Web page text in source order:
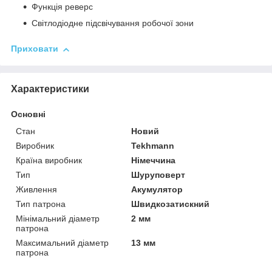
Функція реверс
Світлодіодне підсвічування робочої зони
Приховати
Характеристики
Основні
Стан
Новий
Виробник
Tekhmann
Країна виробник
Німеччина
Тип
Шуруповерт
Живлення
Акумулятор
Тип патрона
Швидкозатискний
Мінімальний діаметр
патрона
2 мм
Максимальний діаметр
патрона
13 мм